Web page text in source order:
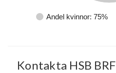
Andel kvinnor: 75%
Kontakta HSB